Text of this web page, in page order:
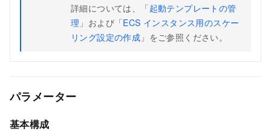
詳細については、「起動テンプレートの管
理 」および「ECS インスタンス用のスケー
リング設定の作成 」をご参照ください。
パラメーター
基本構成